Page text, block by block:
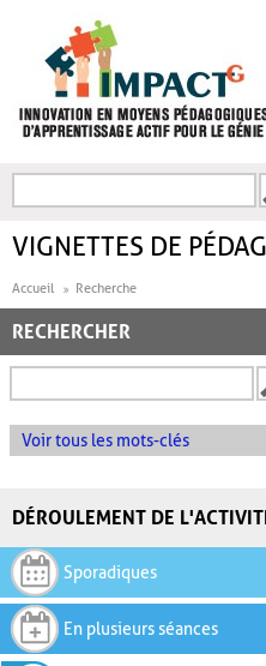
FORMULAIRE DE
VIGNETTES DE
Accueil Recherche
RECHERCHER
Voir tous les mots-clés
DÉROULEMENT DE
Sporadiques
En plusieurs séances